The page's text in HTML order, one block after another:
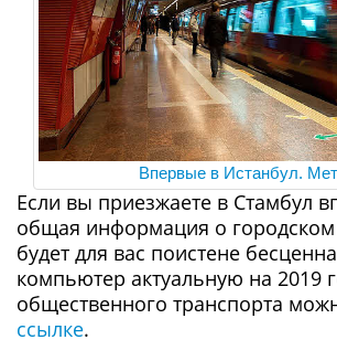
Впервые в Истанбул.
Если вы приезжаете в Стамбул
общая информация о городском
будет для вас поистене
компьютер актуальную на 2019
общественного транспорта
ссылке.